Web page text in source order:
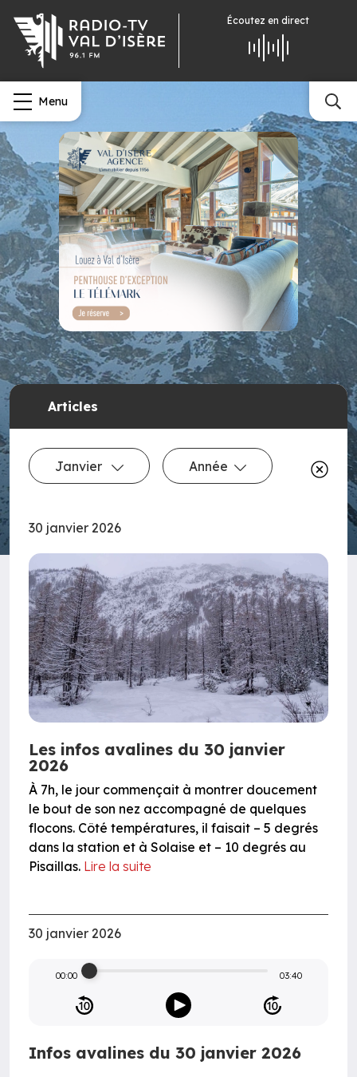
Écoutez en direct
Menu
Articles
Janvier Année
30 janvier 2026
Les infos avalines du 30 janvier
2026
À 7h, le jour commençait à montrer doucement
le bout de son nez accompagné de quelques
flocons. Côté températures, il faisait – 5 degrés
dans la station et à Solaise et – 10 degrés au
Pisaillas. Lire la suite
30 janvier 2026
00:00 03:40
Infos avalines du 30 janvier 2026